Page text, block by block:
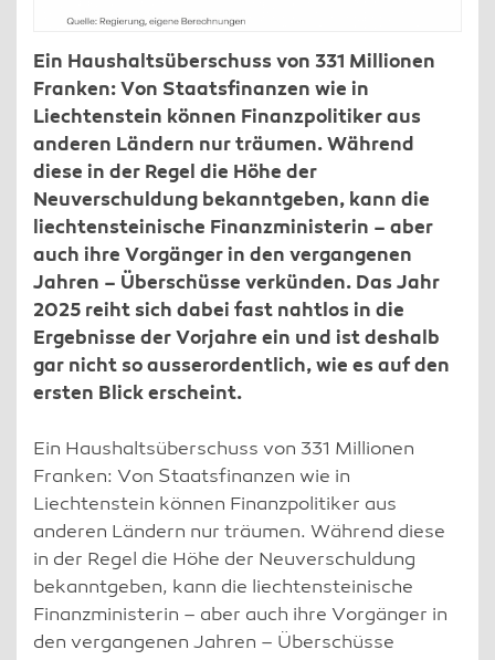
Ein Haushaltsüberschuss von 331 Millionen
Franken: Von Staatsfinanzen wie in
Liechtenstein können Finanzpolitiker aus
anderen Ländern nur träumen. Während
diese in der Regel die Höhe der
Neuverschuldung bekanntgeben, kann die
liechtensteinische Finanzministerin – aber
auch ihre Vorgänger in den vergangenen
Jahren – Überschüsse verkünden. Das Jahr
2025 reiht sich dabei fast nahtlos in die
Ergebnisse der Vorjahre ein und ist deshalb
gar nicht so ausserordentlich, wie es auf den
ersten Blick erscheint.
Ein Haushaltsüberschuss von 331 Millionen
Franken: Von Staatsfinanzen wie in
Liechtenstein können Finanzpolitiker aus
anderen Ländern nur träumen. Während diese
in der Regel die Höhe der Neuverschuldung
bekanntgeben, kann die liechtensteinische
Finanzministerin – aber auch ihre Vorgänger in
den vergangenen Jahren – Überschüsse